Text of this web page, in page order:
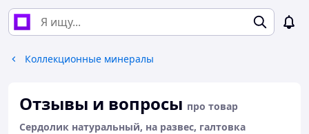
Коллекционные минералы
Отзывы и вопросы про товар
Сердолик натуральный, на развес, галтовка